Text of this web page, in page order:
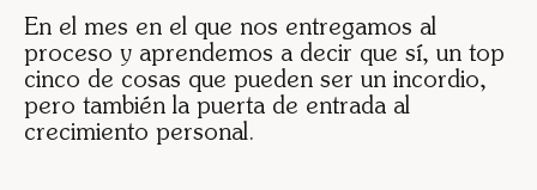
En el mes en el que nos entregamos al
proceso y aprendemos a decir que sí, un top
cinco de cosas que pueden ser un incordio,
pero también la puerta de entrada al
crecimiento personal.